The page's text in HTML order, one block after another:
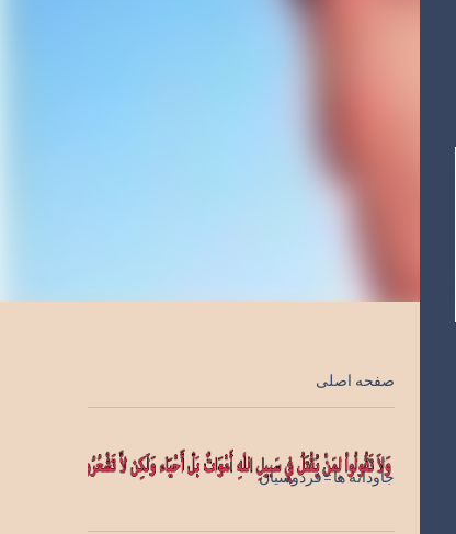
صفحه اصلی
جاودانه ها=فردوسیان